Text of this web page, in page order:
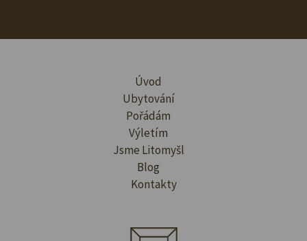
Úvod
Ubytování
Pořádám
Výletím
Jsme Litomyšl
Blog
Kontakty